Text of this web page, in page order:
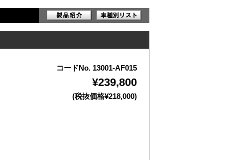
コードNo. 13001-AF015
¥239,800
(税抜価格¥218,000)